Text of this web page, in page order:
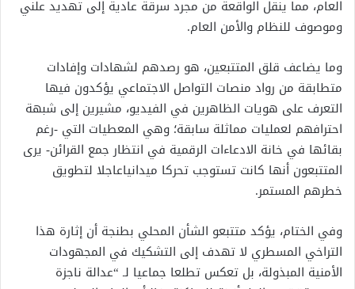
العام، مما ينقل الواقعة من مجرد سرقة عادية إلى تهديد علني
وموصوف للنظام والأمن العام.
وما يضاعف قلق المتتبعين، هو رصدهم لشهادات وإفادات
متطابقة من رواد منصات التواصل الاجتماعي يؤكدون فيها
التعرف على هويات الظاهرين في الفيديو، مشيرين إلى شبهة
احترافهم لعمليات مماثلة سابقة؛ وهي المعطيات التي -رغم
بقائها في خانة الادعاءات الرقمية في انتظار جمع القرائن- يرى
المتتبعون أنها كانت تستوجب تحركا ميدانياعاجلا لتطويق
خطرهم المستمر.
وفي الختام، يؤكد متتبعو الشأن المحلي بطنجة أن إثارة هذا
التراخي المسطري لا تهدف إلى التشكيك في المجهودات
الأمنية المبذولة، بل تعكس تطلعا جماعيا لـ “عدالة ناجزة